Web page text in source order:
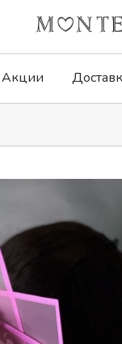
Букеты-
Корзины с
Монобукеты
Акции